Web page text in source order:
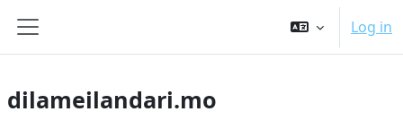
Side panel
Log in
dilameilandari.mo